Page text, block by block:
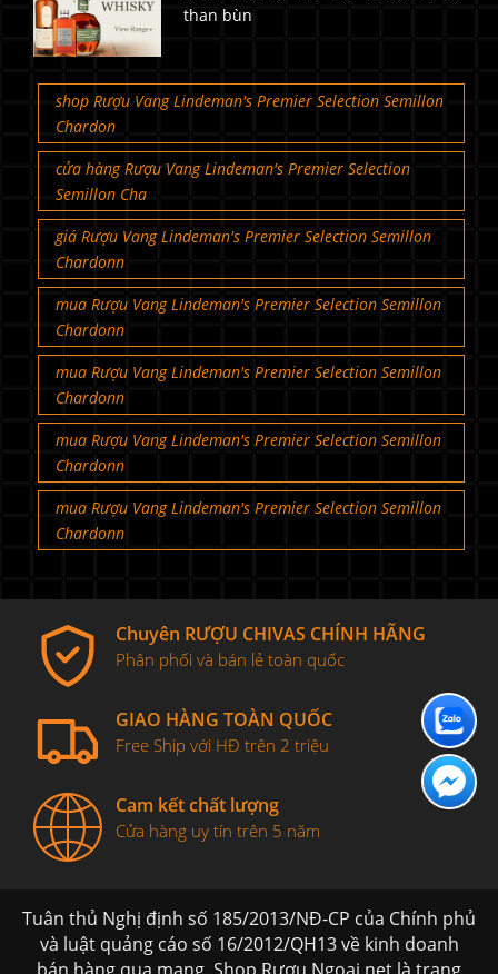
than bùn
shop Rượu Vang Lindeman's Premier Selection Semillon
Chardon
cửa hàng Rượu Vang Lindeman's Premier Selection
Semillon Cha
giá Rượu Vang Lindeman's Premier Selection Semillon
Chardonn
mua Rượu Vang Lindeman's Premier Selection Semillon
Chardonn
mua Rượu Vang Lindeman's Premier Selection Semillon
Chardonn
mua Rượu Vang Lindeman's Premier Selection Semillon
Chardonn
mua Rượu Vang Lindeman's Premier Selection Semillon
Chardonn
Chuyên RƯỢU CHIVAS CHÍNH HÃNG
Phân phối và bán lẻ toàn quốc
GIAO HÀNG TOÀN QUỐC
Free Ship với HĐ trên 2 triệu
Cam kết chất lượng
Cửa hàng uy tín trên 5 năm
Tuân thủ Nghị định số 185/2013/NĐ-CP của Chính phủ
và luật quảng cáo số 16/2012/QH13 về kinh doanh